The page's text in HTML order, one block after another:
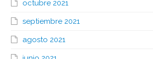
octubre 2021
septiembre 2021
agosto 2021